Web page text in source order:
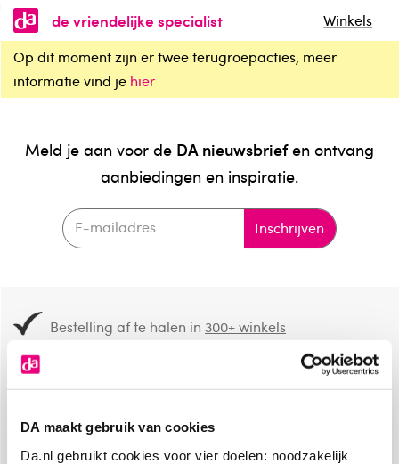
DA maakt gebruik van cookies
Da.nl gebruikt cookies voor vier doelen: noodzakelijk
de vriendelijke specialist
Winkels
Op dit moment zijn er twee terugroepacties, meer
informatie vind je hier
Meld je aan voor de DA nieuwsbriefen ontvang
aanbiedingen en inspiratie.
Inschrijven
Bestelling af te halen in300+ winkels
8.6 uit4.106 reviews